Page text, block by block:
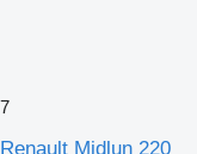
7
Renault Midlun 220